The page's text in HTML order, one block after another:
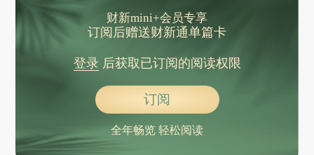
财新mini+会员专享
订阅后赠送财新通单篇卡
登录后获取已订阅的阅读权限
订阅
全年畅览 轻松阅读